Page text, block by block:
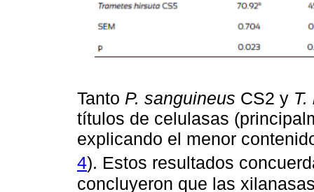
Tanto P. sanguineus CS2 y T.
títulos de celulasas
explicando el menor
4). Estos resultados
concluyeron que las